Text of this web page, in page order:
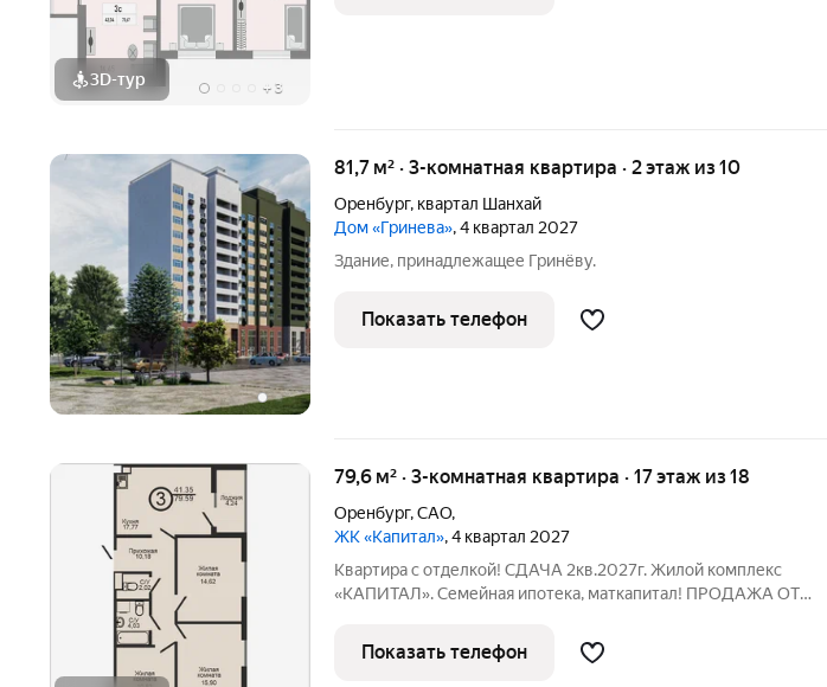
3D-тур + 3
81,7 м² · 3-комнатная квартира · 2 этаж из 10
Оренбург, квартал Шанхай
Дом «Гринева», 4 квартал 2027
Здание, принадлежащее Гринёву.
Показать телефон
79,6 м² · 3-комнатная квартира · 17 этаж из 18
Оренбург,САО,
ЖК «Капитал», 4 квартал 2027
Квартира с отделкой! СДАЧА 2кв.2027г. Жилой комплекс
«КАПИТАЛ». Семейная ипотека, маткапитал! ПРОДАЖА ОТ
отделе продаж! Функциональные просторные евро планировки:
гостиная/кухня для совместного
Показать телефон